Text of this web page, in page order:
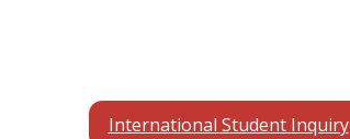
International Student Inquiry